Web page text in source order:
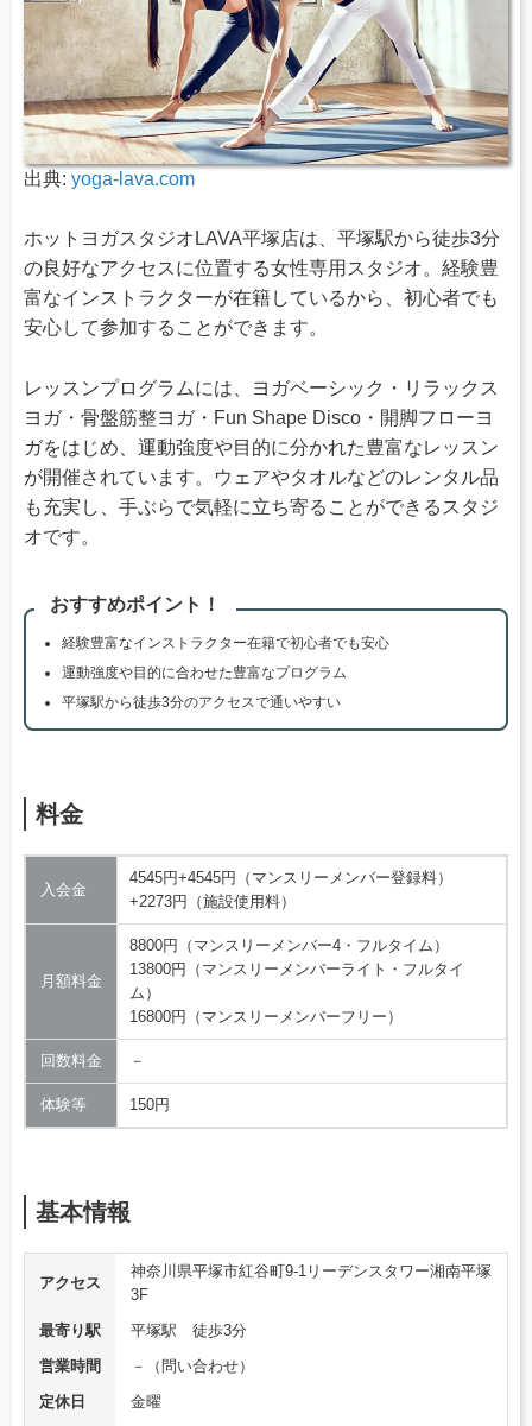
出典: yoga-lava.com
ホットヨガスタジオLAVA平塚店は、平塚駅から徒歩3分
の良好なアクセスに位置する女性専用スタジオ。経験豊
富なインストラクターが在籍しているから、初心者でも
安心して参加することができます。
レッスンプログラムには、ヨガベーシック・リラックス
ヨガ・骨盤筋整ヨガ・Fun Shape Disco・開脚フローヨ
ガをはじめ、運動強度や目的に分かれた豊富なレッスン
が開催されています。ウェアやタオルなどのレンタル品
も充実し、手ぶらで気軽に立ち寄ることができるスタジ
オです。
おすすめポイント！
経験豊富なインストラクター在籍で初心者でも安心
運動強度や目的に合わせた豊富なプログラム
平塚駅から徒歩3分のアクセスで通いやすい
料金
入会金
4545円+4545円（マンスリーメンバー登録料）
+2273円（施設使用料）
月額料金
8800円（マンスリーメンバー4・フルタイム）
13800円（マンスリーメンバーライト・フルタイ
ム）
16800円（マンスリーメンバーフリー）
回数料金 －
体験等 150円
基本情報
アクセス
神奈川県平塚市紅谷町9-1リーデンスタワー湘南平塚
3F
最寄り駅
平塚駅 徒歩3分
営業時間
－（問い合わせ）
定休日
金曜